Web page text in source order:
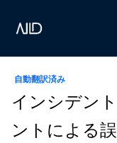
自動翻訳済み
インシデン
ントによる